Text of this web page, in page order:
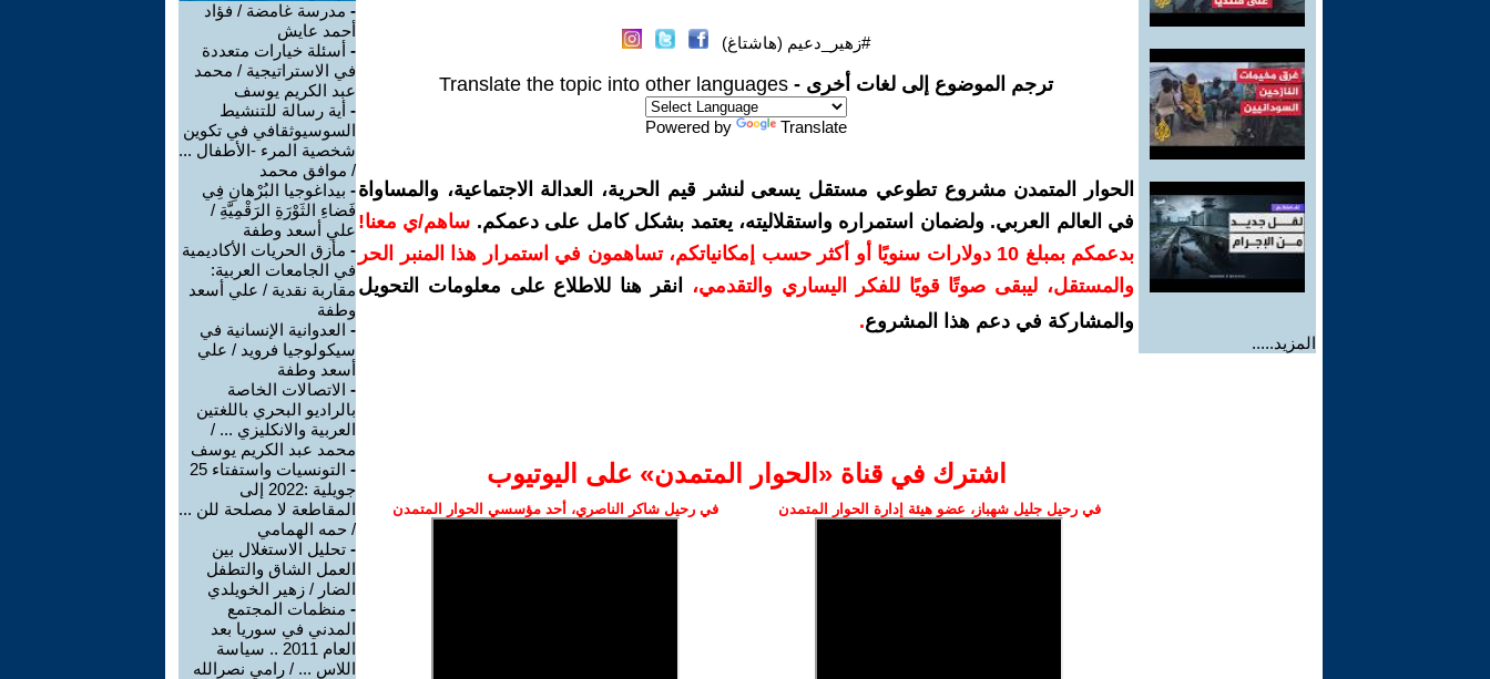
المزيد.....
#زهير_دعيم (هاشتاغ)
ترجم الموضوع إلى لغات أخرى - Translate the topic into other languages
Powered by Translate
الحوار المتمدن مشروع تطوعي مستقل يسعى لنشر قيم الحرية، العدالة الاجتماعية، والمساواة
في العالم العربي. ولضمان استمراره واستقلاليته، يعتمد بشكل كامل على دعمكم. ساهم/ي معنا!
بدعمكم بمبلغ 10 دولارات سنويًا أو أكثر حسب إمكانياتكم، تساهمون في استمرار هذا المنبر الحر
والمستقل، ليبقى صوتًا قويًا للفكر اليساري والتقدمي،
انقر هنا للاطلاع على معلومات التحويل
والمشاركة في دعم هذا المشروع.
اشترك في قناة ‫«الحوار المتمدن» على اليوتيوب
في رحيل جليل شهباز، عضو هيئة إدارة الحوار المتمدن في رحيل شاكر الناصري، أحد مؤسسي الحوار المتمدن
- مدرسة غامضة / فؤاد
أحمد عايش
- أسئلة خيارات متعددة
في الاستراتيجية / محمد
عبد الكريم يوسف
- أية رسالة للتنشيط
السوسيوثقافي في تكوين
شخصية المرء -الأطفال ...
/ موافق محمد
- بيداغوجيا البُرْهانِ فِي
فَضاءِ الثَوْرَةِ الرَقْمِيَّةِ /
علي أسعد وطفة
- مأزق الحريات الأكاديمية
في الجامعات العربية:
مقاربة نقدية / علي أسعد
وطفة
- العدوانية الإنسانية في
سيكولوجيا فرويد / علي
أسعد وطفة
- الاتصالات الخاصة
بالراديو البحري باللغتين
العربية والانكليزي ... /
محمد عبد الكريم يوسف
-
التونسيات واستفتاء 25
جويلية :2022 إلى
المقاطعة لا مصلحة للن ...
/ حمه الهمامي
- تحليل الاستغلال بين
العمل الشاق والتطفل
الضار / زهير الخويلدي
- منظمات المجتمع
المدني في سوريا بعد
العام 2011 .. سياسة
اللاس ... / رامي نصرالله